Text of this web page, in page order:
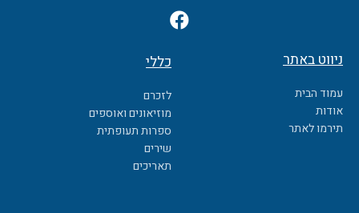
F
a
e
b
o
o
k
ניווט באתר
עמוד הבית
אודות
תירמו לאתר
כללי
לזכרם
מוזיאונים ואוספים
ספרות תעופתית
שירים
תאריכים